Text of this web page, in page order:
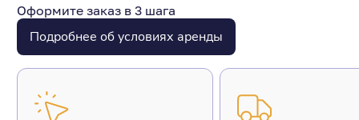
Оформите заказ в 3 шага
Подробнее об условиях аренды